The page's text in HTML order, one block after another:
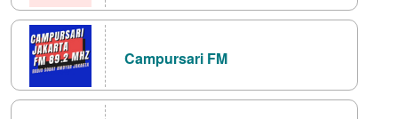
Campursari FM